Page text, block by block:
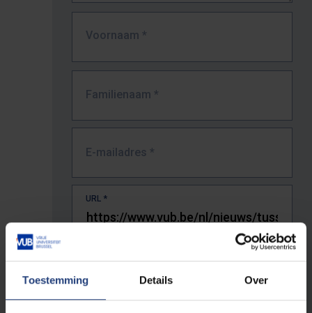
Toestemming Details Over
Voornaam *
Familienaam *
E-mailadres *
URL *
De volledige URL van de pagina waar je de fout zag.